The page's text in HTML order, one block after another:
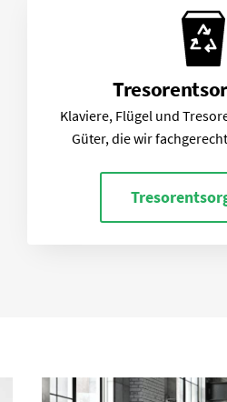
Klaviere, Flügel und
Güter, die wir